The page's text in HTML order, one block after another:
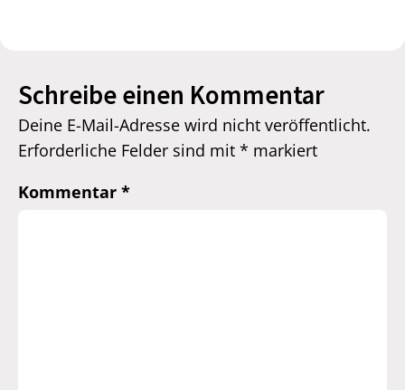
Schreibe einen Kommentar
Deine E-Mail-Adresse wird nicht veröffentlicht.
Erforderliche Felder sind mit * markiert
Kommentar *